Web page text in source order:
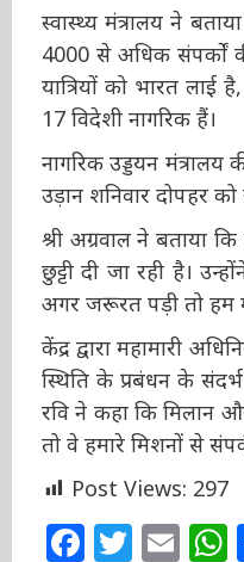
स्वास्थ्य मंत्रालय ने
4000 से अधिक संपर्कों
यात्रियों को भारत
17 विदेशी नागरिक हैं।
नागरिक उड्डयन
यह उड़ान शनिवार दोपहर
श्री अग्रवाल ने बताया
छुट्टी दी जा रही है।
अगर जरूरत पड़ी तो हम
केंद्र द्वारा महामारी
हम स्थिति के प्रबंधन के
दम्मू रवि ने कहा कि
जाते हैं तो वे हमारे
Post Views: 297